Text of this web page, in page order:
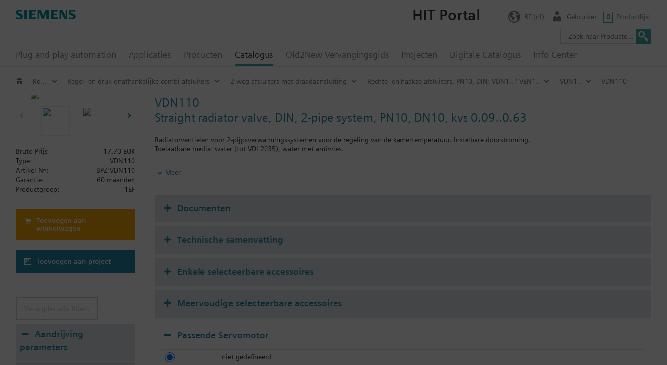
Plug and play automation Applicaties Producten Catalogus Old2New Vervangingsgids Projecten Digitale Catalogus Info Center
HIT Portal BE (nl) Gebruiker 0 Productlijst
Regelafsluiters en motoren Regel- en druk onafhankelijke combi afsluiters 2-weg afsluiters met draadaansluiting Rechte- en haakse afsluiters, PN10, DIN: VDN1.. / VEN1.. VDN1.. VDN110
VDN110
Straight radiator valve, DIN, 2-pipe system, PN10, DN10, kvs 0.09..0.63
Radiatorventielen voor 2-pijpsverwarmingssystemen voor de regeling van de kamertemperatuur. Instelbare doorstroming.
Toelaatbare media: water (tot VDI 2035), water met antivries.
Aanvullende informatie
The valves can be combined with Siemens actuators RTN../SSA../STA..
Meer
Bruto Prijs
17,70 EUR
Type:
VDN110
Artikel-Nr.:
BPZ:VDN110
Garantie:
60 maanden
Productgroep:
1EF
Toevoegen aan
winkelwagen
Toevoegen aan project
Aandrijving
parameters
Documenten
Technische samenvatting
Enkele selecteerbare accessoires
Meervoudige selecteerbare accessoires
Passende Servomotor
niet gedefineerd